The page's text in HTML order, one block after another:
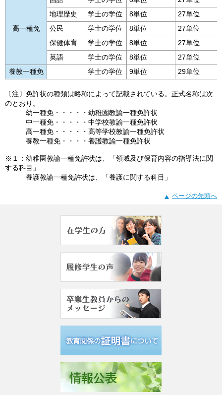
高一種免
地理歴史
学士の学位 8単位
27単位
公民
学士の学位 8単位
27単位
保健体育
学士の学位 8単位
27単位
英語
学士の学位 8単位
27単位
養教一種免
学士の学位 9単位 29単位
〔注〕免許状の種類は略称によって記載されている。正式名称は次
のとおり。
幼一種免・・・・・幼稚園教諭一種免許状
中一種免・・・・・中学校教諭一種免許状
高一種免・・・・・高等学校教諭一種免許状
養教一種免・・・・養護教諭一種免許状
※１：幼稚園教諭一種免許状は、「領域及び保育内容の指導法に関
する科目」
養護教諭一種免許状は、「養護に関する科目」
ページの先頭へ